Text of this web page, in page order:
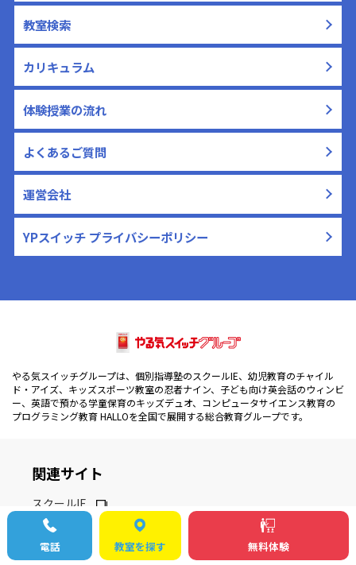
電話 教室を探す 無料体験
教室検索
カリキュラム
体験授業の流れ
よくあるご質問
運営会社
YPスイッチ プライバシーポリシー
やる気スイッチグループは、個別指導塾のスクールIE、幼児教育のチャイル
ド・アイズ、キッズスポーツ教室の忍者ナイン、子ども向け英会話のウィンビ
ー、英語で預かる学童保育のキッズデュオ、コンピュータサイエンス教育の
プログラミング教育 HALLOを全国で展開する総合教育グループです。
関連サイト
スクールIE
チャイルド・アイズ
忍者ナイン